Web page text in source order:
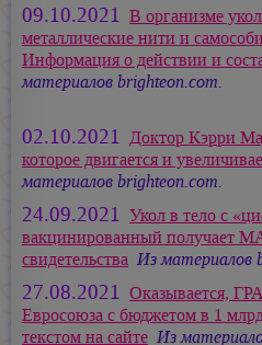
09.10.2021 В организме
металлические нити и
Информация о действии и
материалов brighteon.com.
02.10.2021 Доктор Кэрри
которое двигается и
материалов brighteon.com.
24.09.2021 Укол в тело с
вакцинированный получает
свидетельства Из материалов
27.08.2021 Оказывается,
Евросоюза с бюджетом в 1
текстом на сайте Из